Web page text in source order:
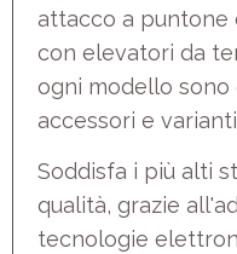
attacco a puntone
con elevatori da
ogni modello
accessori e
Soddisfa i più alti
qualità, grazie
tecnologie